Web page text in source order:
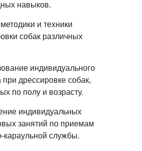
навыков.
и техники
собак различных
индивидуального
при дрессировке собак,
по полу и возрасту.
индивидуальных
занятий по приемам
караульной службы.